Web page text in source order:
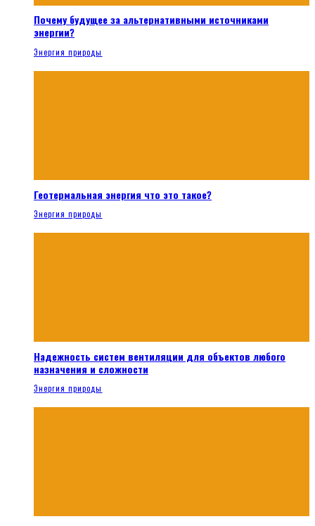
Почему будущее за альтернативными источниками
энергии?
Энергия природы
Геотермальная энергия что это такое?
Энергия природы
Надежность систем вентиляции для объектов любого
назначения и сложности
Энергия природы